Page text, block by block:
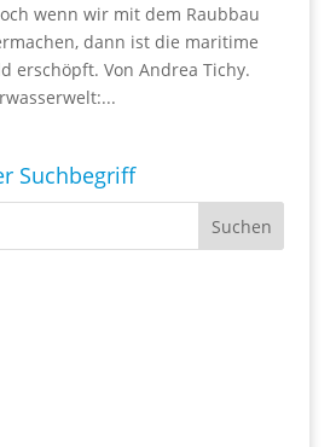
wenn wir mit dem Raubbau
dann ist die maritime
erschöpft. Von Andrea Tichy.
Suchbegriff